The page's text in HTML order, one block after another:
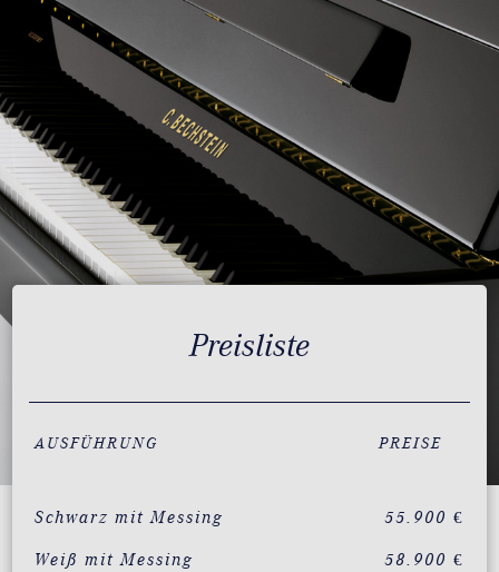
Preisliste
AUSFÜHRUNG PREISE
Schwarz mit Messing 55.900 €
Weiß mit Messing 58.900 €